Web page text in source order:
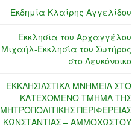
Εκδημία Κλαίρης Αγγελίδου
Εκκλησία του Αρχαγγέλου
Μιχαήλ-Εκκλησία του Σωτήρος
στο Λευκόνοικο
ΕΚΚΛΗΣΙΑΣΤΙΚΑ ΜΝΗΜΕΙΑ ΣΤΟ
ΚΑΤΕΧΟΜΕΝΟ ΤΜΗΜΑ ΤΗΣ
ΜΗΤΡΟΠΟΛΙΤΙΚΗΣ ΠΕΡΙΦΕΡΕΙΑΣ
ΚΩΝΣΤΑΝΤΙΑΣ – ΑΜΜΟΧΩΣΤΟΥ